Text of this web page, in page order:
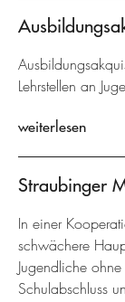
Lehrstellen an
weiterlesen
Straubinger
In einer
schwächere
Jugendliche
Schulabschluss